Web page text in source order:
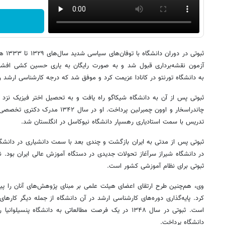
آزمون نقشه‌برداری قبول شد و به صورت رایگان به یاری حسین کشی
به دانشگاه تورنتو در کانادا عزیمت کرد و موفق شد که درجه کارشناسی ارشد
ثبوتی پس از آن به دانشگاه شیکاگو راه یافت و به تحصیل اختر فیزیک
چاندراسخار و اوون چمبرلین
تدریس با سمت استادیاری رهسپار دانشگاه نیوکاسل در انگلستان شد.
ثبوتی پس از مدتی به ایران بازگشت و چندی بعد با سمت دانشیاری در
در دانشگاه شیراز سرآغاز تحولات جدیدی در دستگاه آموزش عالی ایران
ثبوتی برای نظام آموزشی کشور است.
وی، هم‌چنین طرح ارتقای اعضای هیئت علمی بر مبنای پژوهش‌های آنان را
کرد. پایه‌گذاری دوره‌های کارشناسی ارشد در آن دانشگاه از جمله دیگر
است. ثبوتی در سال ۱۳۴۸ در یک فرصت مطالعاتی به
دانشگاه پرداخت.